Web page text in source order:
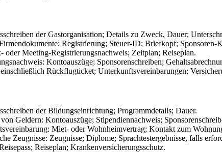
der Gastorganisation; Details zu Zweck, Dauer;
Registrierung; Steuer-ID; Briefkopf; Sponsoren-
oder Meeting-Registrierungsnachweis; Zeitplan; Reiseplan.
Kontoauszüge; Sponsorenschreiben;
Rückflugticket; Unterkunftsvereinbarungen;
der Bildungseinrichtung; Programmdetails; Dauer.
Geldern: Kontoauszüge; Stipendiennachweis;
Miet- oder Wohnheimvertrag; Kontakt zum
Zeugnisse: Zeugnisse; Diplome; Sprachtestergebnisse, falls
Reiseplan; Krankenversicherungsschutz.